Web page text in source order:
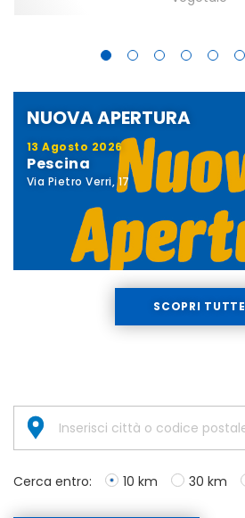
NUOVA APERTURA
13 Agosto 2026
Pescina
Via Pietro Verri, 17
SCOPRI TUTTE
Cerca entro: 10 km 30 km